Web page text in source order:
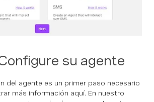
su agente
del agente es un primer paso necesario
más información aquí. En nuestro